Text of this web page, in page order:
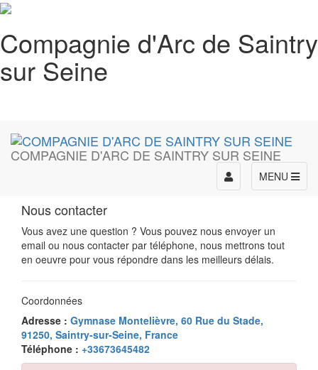
Compagnie d'Arc de Saintry
sur Seine
COMPAGNIE D'ARC DE SAINTRY SUR SEINE
MENU
Toggle
navigation
Nous contacter
Vous avez une question ? Vous pouvez nous envoyer un
email ou nous contacter par téléphone, nous mettrons tout
en oeuvre pour vous répondre dans les meilleurs délais.
Coordonnées
Adresse : Gymnase Montelièvre, 60 Rue du Stade,
91250, Saintry-sur-Seine, France
Téléphone : +33673645482